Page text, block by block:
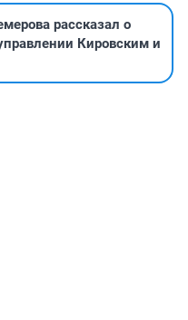
рассказал о
Кировским и